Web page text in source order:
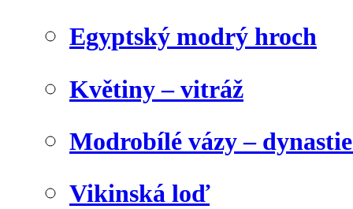
Egyptský modrý hroch
Květiny – vitráž
Modrobílé vázy –
Vikinská loď